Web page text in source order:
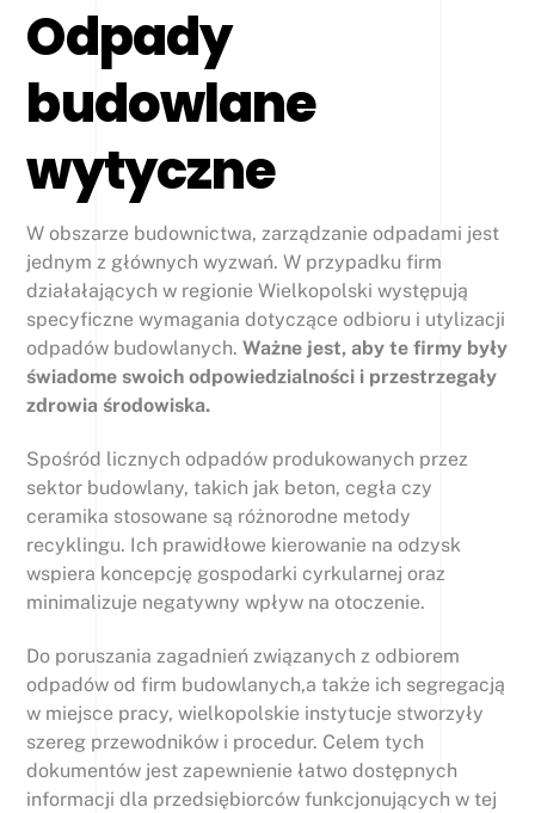
Odpady
budowlane
wytyczne
W obszarze budownictwa, zarządzanie odpadami jest
jednym z głównych wyzwań. W przypadku firm
działałających w regionie Wielkopolski występują
specyficzne wymagania dotyczące odbioru i utylizacji
odpadów budowlanych.Ważne jest, aby te firmy były
świadome swoich odpowiedzialności i przestrzegały
zdrowia środowiska.
Spośród licznych odpadów produkowanych przez
sektor budowlany, takich jak beton, cegła czy
ceramika stosowane są różnorodne metody
recyklingu. Ich prawidłowe kierowanie na odzysk
wspiera koncepcję gospodarki cyrkularnej oraz
minimalizuje negatywny wpływ na otoczenie.
Do poruszania zagadnień związanych z odbiorem
odpadów od firm budowlanych,a także ich segregacją
w miejsce pracy, wielkopolskie instytucje stworzyły
szereg przewodników i procedur. Celem tych
dokumentów jest zapewnienie łatwo dostępnych
informacji dla przedsiębiorców funkcjonujących w tej